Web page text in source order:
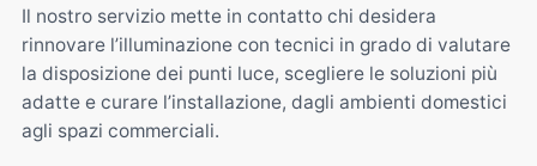
Il nostro servizio mette in contatto chi desidera
rinnovare l’illuminazione con tecnici in grado di valutare
la disposizione dei punti luce, scegliere le soluzioni più
adatte e curare l’installazione, dagli ambienti domestici
agli spazi commerciali.